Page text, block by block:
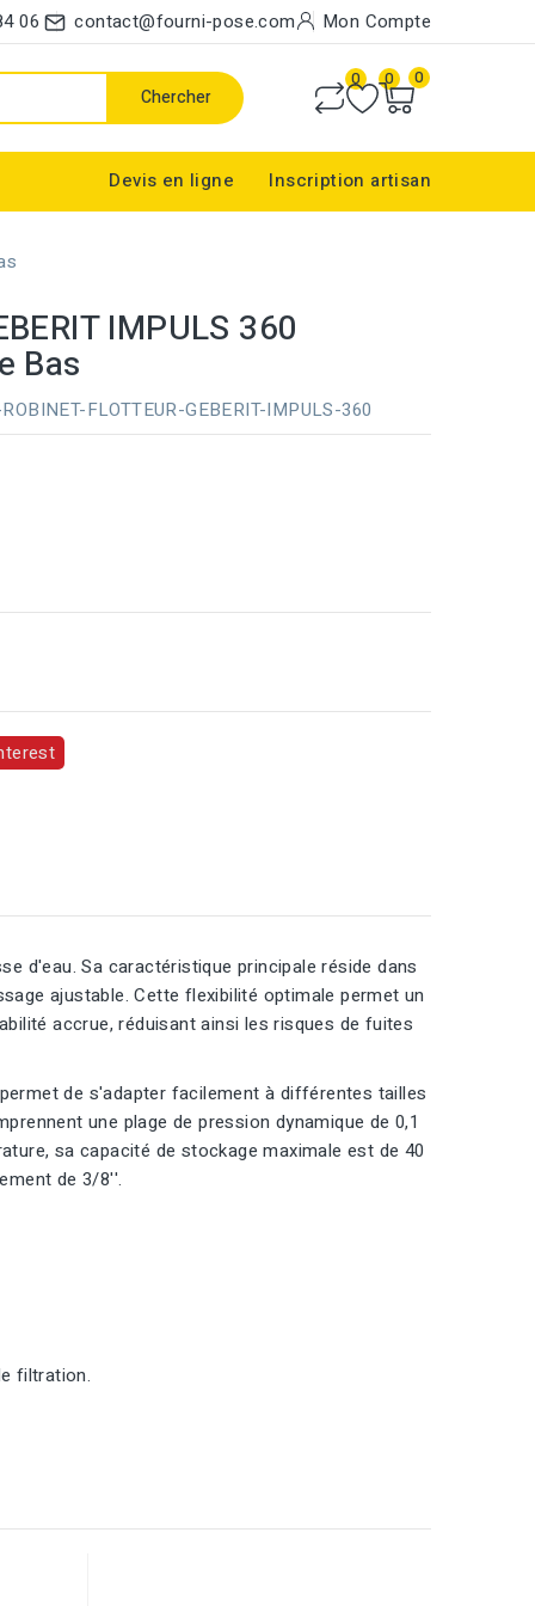
06 contact@fourni-pose.com Mon Compte
Chercher
0 0 0
Devis en ligne Inscription artisan
IMPULS 360
Bas
FLOTTEUR-GEBERIT-IMPULS-360
d'eau. Sa caractéristique principale réside dans
ajustable. Cette flexibilité optimale permet un
accrue, réduisant ainsi les risques de fuites
de s'adapter facilement à différentes tailles
une plage de pression dynamique de 0,1
sa capacité de stockage maximale est de 40
de 3/8''.
filtration.